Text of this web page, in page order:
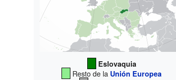
Eslovaquia
Resto de la Unión Europea